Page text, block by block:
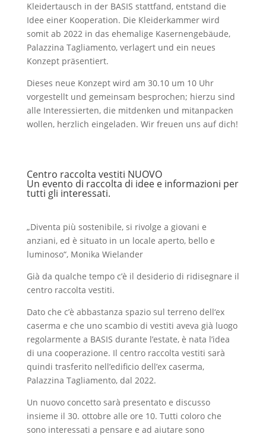
Kleidertausch in der BASIS stattfand, entstand die
Idee einer Kooperation. Die Kleiderkammer wird
somit ab 2022 in das ehemalige Kasernengebäude,
Palazzina Tagliamento, verlagert und ein neues
Konzept präsentiert.
Dieses neue Konzept wird am 30.10 um 10 Uhr
vorgestellt und gemeinsam besprochen; hierzu sind
alle Interessierten, die mitdenken und mitanpacken
wollen, herzlich eingeladen. Wir freuen uns auf dich!
Centro raccolta vestiti NUOVO
Un evento di raccolta di idee e informazioni per
tutti gli interessati.
„Diventa più sostenibile, si rivolge a giovani e
anziani, ed è situato in un locale aperto, bello e
luminoso“, Monika Wielander
Già da qualche tempo c’è il desiderio di ridisegnare il
centro raccolta vestiti.
Dato che c’è abbastanza spazio sul terreno dell‘ex
caserma e che uno scambio di vestiti aveva già luogo
regolarmente a BASIS durante l’estate, è nata l’idea
di una cooperazione. Il centro raccolta vestiti sarà
quindi trasferito nell’edificio dell’ex caserma,
Palazzina Tagliamento, dal 2022.
Un nuovo concetto sarà presentato e discusso
insieme il 30. ottobre alle ore 10. Tutti coloro che
sono interessati a pensare e ad aiutare sono